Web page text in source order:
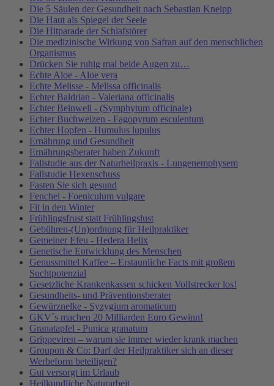
Die 5 Säulen der Gesundheit nach Sebastian Kneipp
Die Haut als Spiegel der Seele
Die Hitparade der Schlafstörer
Die medizinische Wirkung von Safran auf den menschlichen
Organismus
Drücken Sie ruhig mal beide Augen zu…
Echte Aloe - Aloe vera
Echte Melisse - Melissa officinalis
Echter Baldrian - Valeriana officinalis
Echter Beinwell - (Symphytum officinale)
Echter Buchweizen - Fagopyrum esculentum
Echter Hopfen - Humulus lupulus
Ernährung und Gesundheit
Ernährungsberater haben Zukunft
Fallstudie aus der Naturheilpraxis - Lungenemphysem
Fallstudie Hexenschuss
Fasten Sie sich gesund
Fenchel - Foeniculum vulgare
Fit in den Winter
Frühlingsfrust statt Frühlingslust
Gebühren-(Un)ordnung für Heilpraktiker
Gemeiner Efeu - Hedera Helix
Genetische Entwicklung des Menschen
Genussmittel Kaffee – Erstaunliche Facts mit großem
Suchtpotenzial
Gesetzliche Krankenkassen schicken Vollstrecker los!
Gesundheits- und Präventionsberater
Gewürznelke - Syzygium aromaticum
GKV´s machen 20 Milliarden Euro Gewinn!
Granatapfel - Punica granatum
Grippeviren – warum sie immer wieder krank machen
Groupon & Co: Darf der Heilpraktiker sich an dieser
Werbeform beteiligen?
Gut versorgt im Urlaub
Heilkundliche Naturarbeit